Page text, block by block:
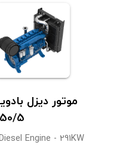
5
Engine - 291KW